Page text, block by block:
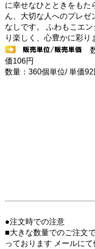
に幸せなひとときをもた
ん、大切な人へのプレゼ
なしです。 ふわもこエ
り楽しく、心豊かに彩り
価106円
数量：360個単位/ 単価92
●注文時での注
■大きな数量でのご注文
っております メールに